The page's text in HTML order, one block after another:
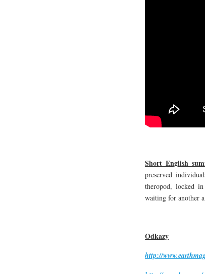
Short English
preserved
theropod, locked
waiting for another
Odkazy
http://